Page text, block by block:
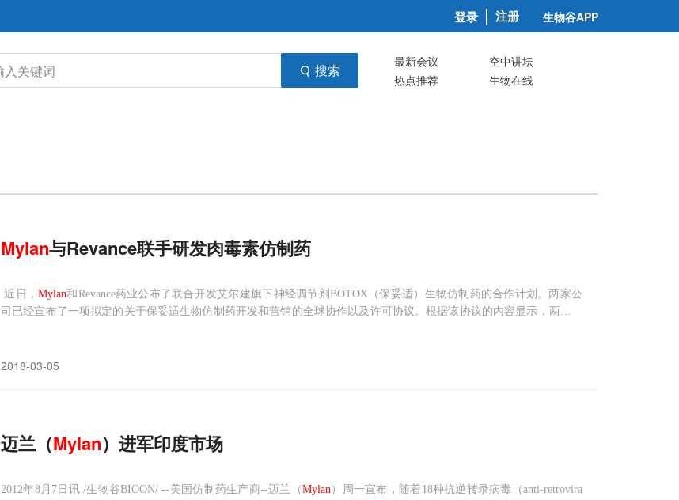
登录 注册 生物谷APP
搜索 最新会议
空中讲坛
热点推荐
生物在线
Mylan与Revance联手研发肉毒素仿制药
近日， Mylan和Revance药业公布了联合开发艾尔建旗下神经调节剂BOTOX（保妥适）生物仿制药的合作计划。两家公
司已经宣布了一项拟定的关于保妥适生物仿制药开发和营销的全球协作以及许可协议。根据该协议的内容显示，两家公
2018-03-05
迈兰（Mylan）进军印度市场
2012年8月7日讯 /生物谷BIOON/ --美国仿制药生产商--迈兰（Mylan）周一宣布，随着18种抗逆转录病毒（anti-retrovira